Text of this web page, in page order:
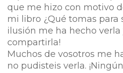
que me hizo con motivo
mi libro ¿Qué tomas para
ilusión me ha hecho
compartirla!
Muchos de vosotros me
no pudisteis verla.